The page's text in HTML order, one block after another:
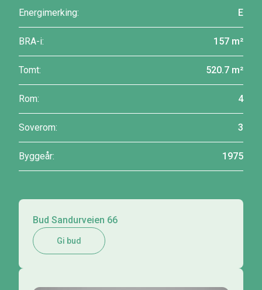
Energimerking: E
BRA-i: 157 m²
Tomt: 520.7 m²
Rom: 4
Soverom: 3
Byggeår: 1975
Bud Sandurveien 66
Gi bud